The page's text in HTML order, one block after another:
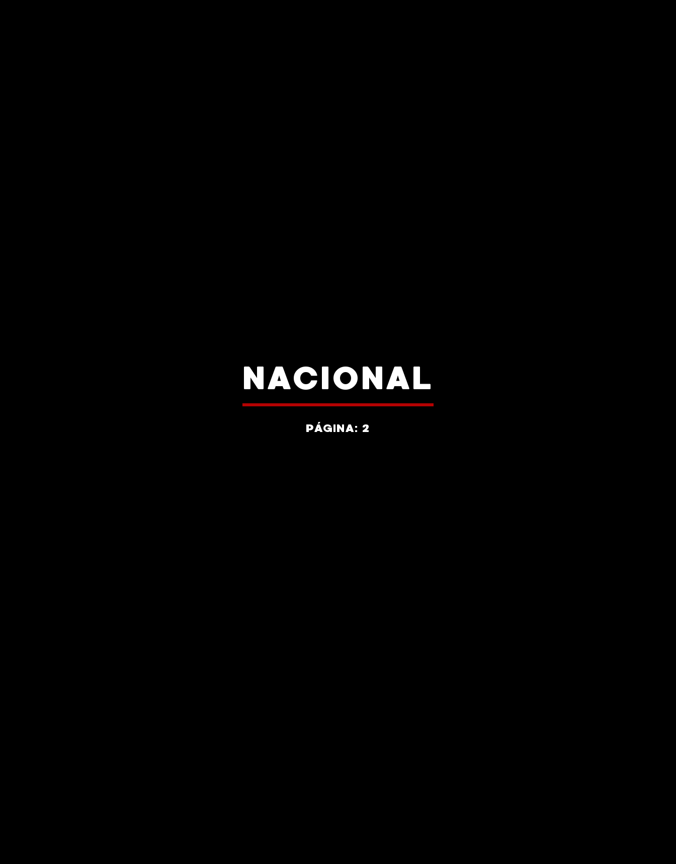
NACIONAL
PÁGINA: 2